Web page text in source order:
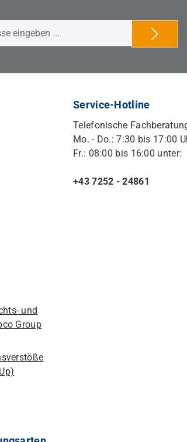
Service-Hotline
Telefonische
Mo. - Do.: 7:30 bis 17:00
Fr.: 08:00 bis 16:00 unter:
+43 7252 - 24861
und
Group